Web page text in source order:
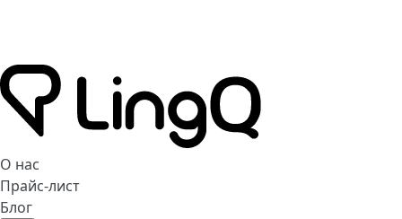
О нас
Прайс-лист
Блог